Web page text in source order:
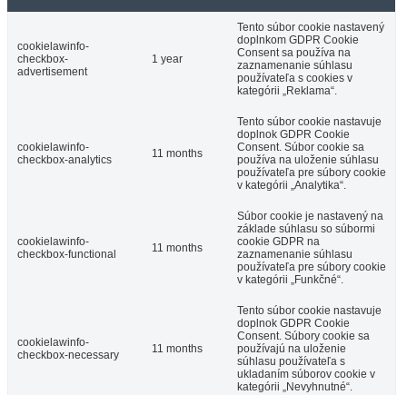
cookielawinfo-
checkbox-
advertisement
1 year
Tento súbor cookie nastavený
doplnkom GDPR Cookie
Consent sa používa na
zaznamenanie súhlasu
používateľa s cookies v
kategórii „Reklama“.
cookielawinfo-
checkbox-analytics
11 months
Tento súbor cookie nastavuje
doplnok GDPR Cookie
Consent. Súbor cookie sa
používa na uloženie súhlasu
používateľa pre súbory cookie
v kategórii „Analytika“.
cookielawinfo-
checkbox-functional
11 months
Súbor cookie je nastavený na
základe súhlasu so súbormi
cookie GDPR na
zaznamenanie súhlasu
používateľa pre súbory cookie
v kategórii „Funkčné“.
cookielawinfo-
checkbox-necessary
11 months
Tento súbor cookie nastavuje
doplnok GDPR Cookie
Consent. Súbory cookie sa
používajú na uloženie
súhlasu používateľa s
ukladaním súborov cookie v
kategórii „Nevyhnutné“.